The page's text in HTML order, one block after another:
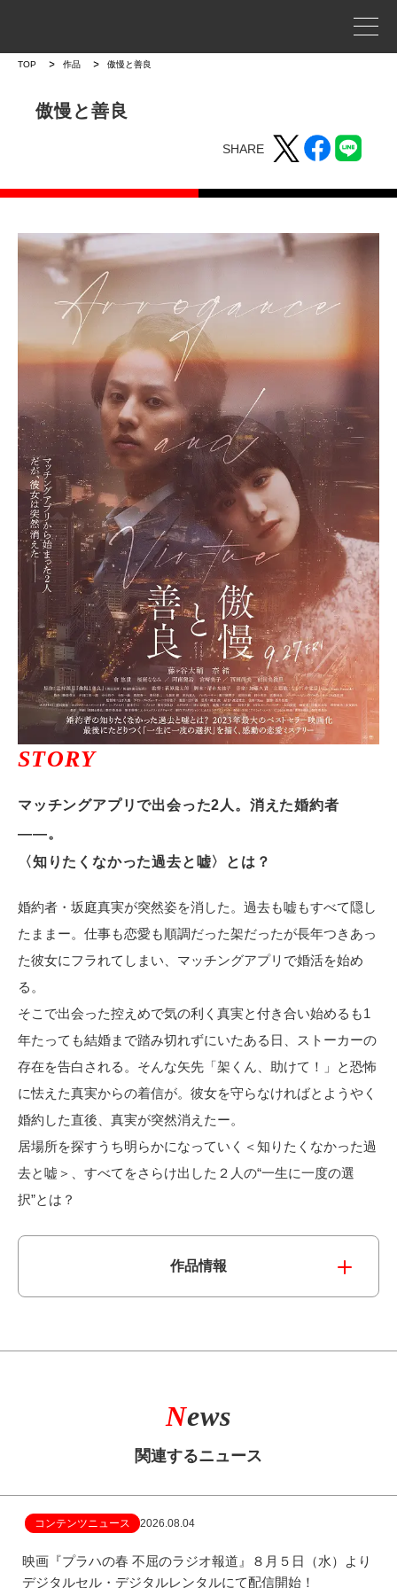
TOP 作品 傲慢と善良
傲慢と善良
SHARE
STORY
マッチングアプリで出会った2人。消えた婚約者
――。
〈知りたくなかった過去と嘘〉とは？
婚約者・坂庭真実が突然姿を消した。過去も嘘もすべて隠し
たままー。仕事も恋愛も順調だった架だったが長年つきあっ
た彼女にフラれてしまい、マッチングアプリで婚活を始め
る。
そこで出会った控えめで気の利く真実と付き合い始めるも1
年たっても結婚まで踏み切れずにいたある日、ストーカーの
存在を告白される。そんな矢先「架くん、助けて！」と恐怖
に怯えた真実からの着信が。彼女を守らなければとようやく
婚約した直後、真実が突然消えたー。
居場所を探すうち明らかになっていく＜知りたくなかった過
去と嘘＞、すべてをさらけ出した２人の“一生に一度の選
択”とは？
作品情報
News
関連するニュース
コンテンツニュース 2026.08.04
映画『プラハの春 不屈のラジオ報道』８月５日（水）より
デジタルセル・デジタルレンタルにて配信開始！
事業案内
プロジェクトストーリー
作品トップ
ラインナップ
ニュース一覧
お問い合わせ
JP/EN
サイトマップ
ご利用規約